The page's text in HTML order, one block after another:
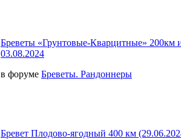
Бреветы «Грунтовые-Кварцитные» 200км
03.08.2024
в форуме Бреветы. Рандоннеры
Бревет Плодово-ягодный 400 км